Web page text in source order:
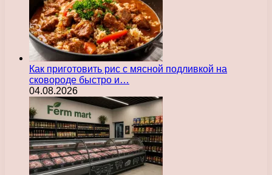
Как приготовить рис с мясной подливкой на
сковороде быстро и…
04.08.2026